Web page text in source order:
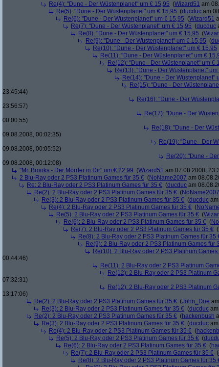
Re(4): "Dune - Der Wüstenplanet" um € 15,95 (Wizard51 am
Re(5): "Dune - Der Wüstenplanet" um € 15,95 (ducduc am
Re(6): "Dune - Der Wüstenplanet" um € 15,95 (Wizard51
Re(7): "Dune - Der Wüstenplanet" um € 15,95 (ducduc
Re(8): "Dune - Der Wüstenplanet" um € 15,95 (
Re(9): "Dune - Der Wüstenplanet" um € 15,95 (
Re(10): "Dune - Der Wüstenplanet" um € 15,95
Re(11): "Dune - Der Wüstenplanet" um €
Re(12): "Dune - Der Wüstenplanet" um €
Re(13): "Dune - Der Wüstenplanet"
Re(14): "Dune - Der Wüstenplanet"
Re(15): "Dune - Der
23:45:44)
Re(16): "Dune - Der
23:56:57)
Re(17): "Dune - Der
00:00:55)
Re(18): "Dune - Der
09.08.2008, 00:02:35)
Re(19): "Dune - Der
09.08.2008, 00:05:52)
Re(20): "Dune -
09.08.2008, 00:12:08)
"Mr. Brooks - Der Mörder in Dir" um € 22,99 (Wizard51 am 07.08.2008,
2 Blu-Ray oder 2 PS3 Platinum Games für 35 € (NoName2007 am
Re: 2 Blu-Ray oder 2 PS3 Platinum Games für 35 € (ducduc am
Re(2): 2 Blu-Ray oder 2 PS3 Platinum Games für 35 € (NoName2007
Re(3): 2 Blu-Ray oder 2 PS3 Platinum Games für 35 € (ducduc
Re(4): 2 Blu-Ray oder 2 PS3 Platinum Games für 35 € (
Re(5): 2 Blu-Ray oder 2 PS3 Platinum Games für 35 € (
Re(6): 2 Blu-Ray oder 2 PS3 Platinum Games für 35 € (
Re(7): 2 Blu-Ray oder 2 PS3 Platinum Games für 35 € (
Re(8): 2 Blu-Ray oder 2 PS3 Platinum Games für 35
Re(9): 2 Blu-Ray oder 2 PS3 Platinum Games für
Re(10): 2 Blu-Ray oder 2 PS3 Platinum Games
00:44:46)
Re(11): 2 Blu-Ray oder 2 PS3 Platinum
Re(12): 2 Blu-Ray oder 2 PS3 Platinum
07:32:31)
Re(12): 2 Blu-Ray oder 2 PS3 Platinum
13:17:06)
Re(2): 2 Blu-Ray oder 2 PS3 Platinum Games für 35 € (John_Doe
Re(3): 2 Blu-Ray oder 2 PS3 Platinum Games für 35 € (ducduc
Re(2): 2 Blu-Ray oder 2 PS3 Platinum Games für 35 € (hackenbush
Re(3): 2 Blu-Ray oder 2 PS3 Platinum Games für 35 € (ducduc
Re(4): 2 Blu-Ray oder 2 PS3 Platinum Games für 35 € (
Re(5): 2 Blu-Ray oder 2 PS3 Platinum Games für 35 € (
Re(6): 2 Blu-Ray oder 2 PS3 Platinum Games für 35 € (
Re(7): 2 Blu-Ray oder 2 PS3 Platinum Games für 35 € (
Re(8): 2 Blu-Ray oder 2 PS3 Platinum Games für 35